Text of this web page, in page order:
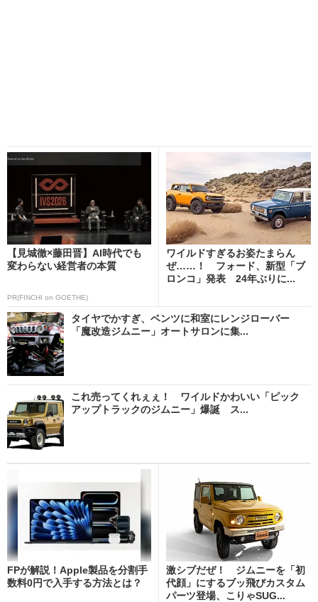
【見城徹×藤田晋】AI時代でも
変わらない経営者の本質
PR(FINCHI on GOETHE)
ワイルドすぎるお姿たまらん
ぜ……！ フォード、新型「ブ
ロンコ」発表 24年ぶりに...
タイヤでかすぎ、ベンツに和室にレンジローバー
「魔改造ジムニー」オートサロンに集...
これ売ってくれぇぇ！ ワイルドかわいい「ピック
アップトラックのジムニー」爆誕 ス...
FPが解説！Apple製品を分割手
数料0円で入手する方法とは？
激シブだぜ！ ジムニーを「初
代顔」にするブッ飛びカスタム
パーツ登場、こりゃSUG...